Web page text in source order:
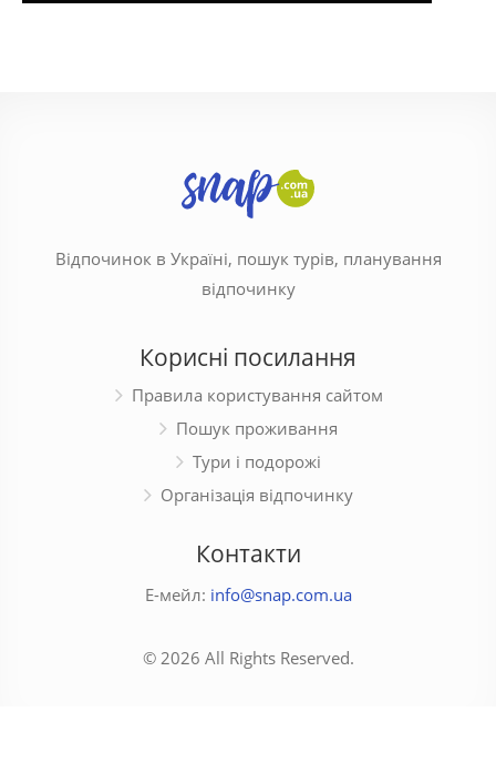
Відпочинок в Україні, пошук турів, планування
відпочинку
Корисні посилання
Правила користування сайтом
Пошук проживання
Тури і подорожі
Організація відпочинку
Контакти
Е-мейл: info@snap.com.ua
© 2026 All Rights Reserved.